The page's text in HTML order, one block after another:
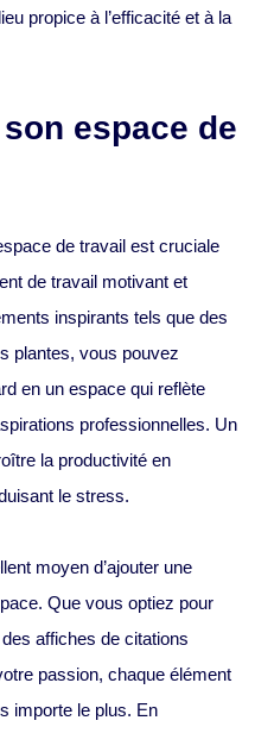
propice à l’efficacité et à la
espace de
de travail est cruciale
de travail motivant et
inspirants tels que des
plantes, vous pouvez
en un espace qui reflète
professionnelles. Un
la productivité en
le stress.
moyen d’ajouter une
Que vous optiez pour
affiches de citations
passion, chaque élément
importe le plus. En